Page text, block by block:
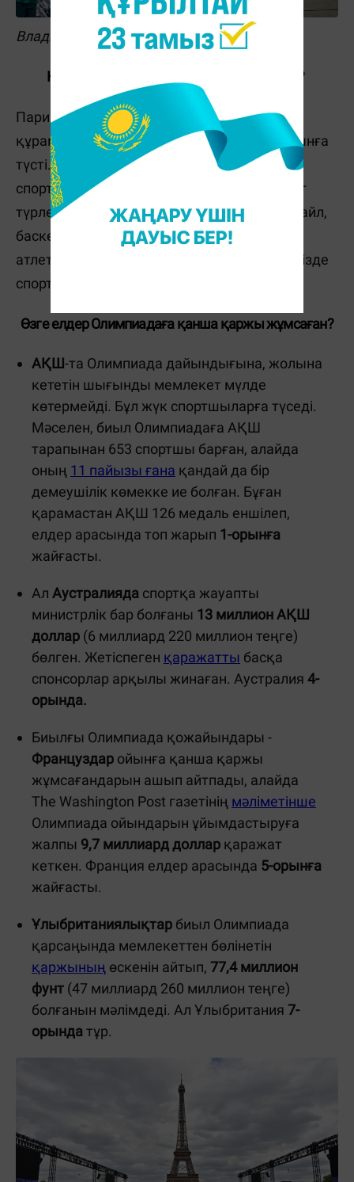
Владислав Семенов
Қазақстан қанша спорт түрінен қатысты?
Париж Олимпиадасында Қазақстан
құрамасының 78 атлеті25 спорт түрінен
сынға
түсті. Олимпиадада спортшылар жалпы
спорттың 45 түрінен бақ сынады. Бұл спорт
түрлері арасында еліміз Мотокросс, фристайл,
баскетбол, волейбол, атқа міну, тіпті ауыр
атлетикадан да қалыс қалды. Демек, елімізде
спорт түрін дамытатын сала жеткілікті.
Өзге елдер Олимпиадаға қанша қаржы жұмсаған?
АҚШ-та Олимпиада дайындығына, жолына
кететін шығынды мемлекет мүлде
көтермейді. Бұл жүк спортшыларға түседі.
Мәселен, биыл Олимпиадаға АҚШ
тарапынан 653 спортшы барған, алайда
оның 11 пайызы ғана қандай да бір
демеушілік көмекке ие болған. Бұған
қарамастан АҚШ 126 медаль еншілеп,
елдер арасында топ жарып 1-орынға
жайғасты.
Ал Аустралияда спортқа жауапты
министрлік бар болғаны 13 миллион АҚШ
доллар (6 миллиард 220 миллион теңге)
бөлген. Жетіспеген қаражатты басқа
спонсорлар арқылы жинаған. Аустралия 4-
орында.
Биылғы Олимпиада қожайындары -
Француздар ойынға қанша қаржы
жұмсағандарын ашып айтпады, алайда
The Washington Post газетінің мәліметінше
Олимпиада ойындарын ұйымдастыруға
жалпы 9,7 миллиард доллар қаражат
кеткен. Франция елдер арасында 5-орынға
жайғасты.
Ұлыбританиялықтар биыл Олимпиада
қарсаңында мемлекеттен бөлінетін
қаржының өскенін айтып, 77,4 миллион
фунт (47 миллиард 260 миллион теңге)
болғанын мәлімдеді. Ал Ұлыбритания 7-
орында тұр.